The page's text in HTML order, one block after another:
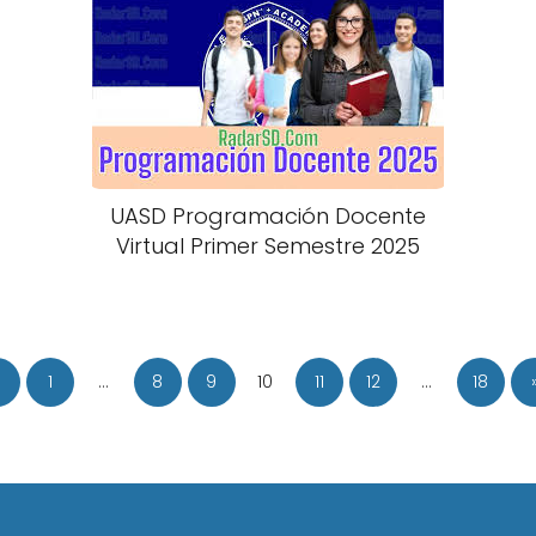
UASD Programación Docente
Virtual Primer Semestre 2025
1 … 8 9 10 11 12 … 18